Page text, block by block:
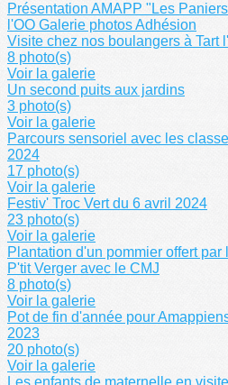
Présentation AMAPP "Les
l'OO Galerie photosAdhésion
Visite chez nos boulangers à Tart
8 photo(s)
Voir la galerie
Un second puits aux jardins
3 photo(s)
Voir la galerie
Parcours sensoriel avec les
2024
17 photo(s)
Voir la galerie
Festiv' Troc Vert du 6 avril 2024
23 photo(s)
Voir la galerie
Plantation d'un pommier offert
P'tit Verger avec le CMJ
8 photo(s)
Voir la galerie
Pot de fin d'année pour
2023
20 photo(s)
Voir la galerie
Les enfants de maternelle en